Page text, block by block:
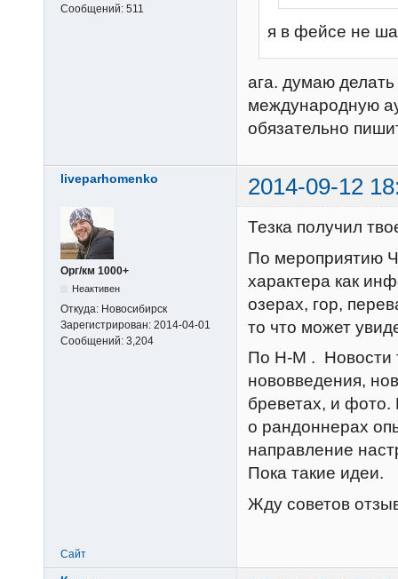
Сообщений: 511
я в фейсе не
ага. думаю
международную
обязательно
liveparhomenko 2014-09-12
Орг/км 1000+
Неактивен
Откуда: Новосибирск
Зарегистрирован: 2014-04-01
Сообщений: 3,204
Тезка получил
По мероприятию
характера как
озерах, гор,
то что может
По Н-М . Новости
нововведения,
бреветах, и фото.
о рандоннерах
направление
Пока такие идеи.
Жду советов
Сайт